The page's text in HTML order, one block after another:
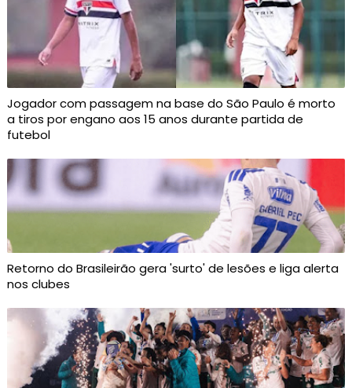
Jogador com passagem na base do São Paulo é morto
a tiros por engano aos 15 anos durante partida de
futebol
Retorno do Brasileirão gera 'surto' de lesões e liga alerta
nos clubes